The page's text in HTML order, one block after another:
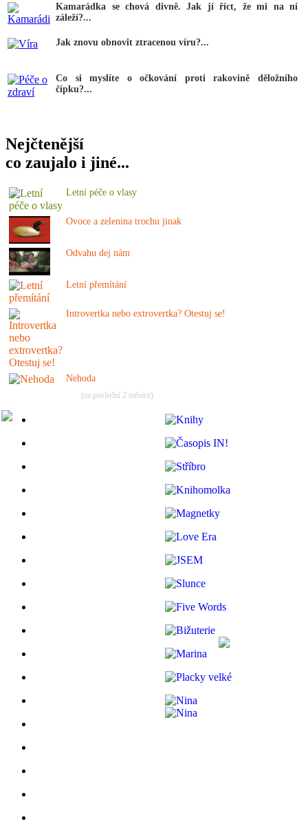
Kamarádka se chová divně. Jak jí říct, že mi na ní
záleží?...
Jak znovu obnovit ztracenou víru?...
Co si myslíte o očkování proti rakovině děložního
čípku?...
Nejčtenější
co zaujalo i jiné...
Letní péče o vlasy
Ovoce a zelenina trochu jinak
Odvahu dej nám
Letní přemítání
Introvertka nebo extrovertka? Otestuj se!
Nehoda
(za poslední 2 měsíce)